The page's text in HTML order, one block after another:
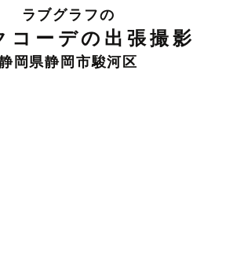
ラブグラフの
コーデの出張撮影
岡県静岡市駿河区